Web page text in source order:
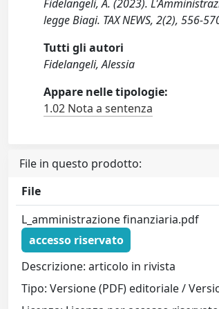
Fidelangeli, A. (2023).
legge Biagi. TAX NEWS, 2(2), 556-
Tutti gli autori
Fidelangeli, Alessia
Appare nelle tipologie:
1.02 Nota a sentenza
File in questo prodotto:
File
L_amministrazione finanziaria.pdf
accesso riservato
Descrizione: articolo in rivista
Tipo: Versione (PDF) editoriale /